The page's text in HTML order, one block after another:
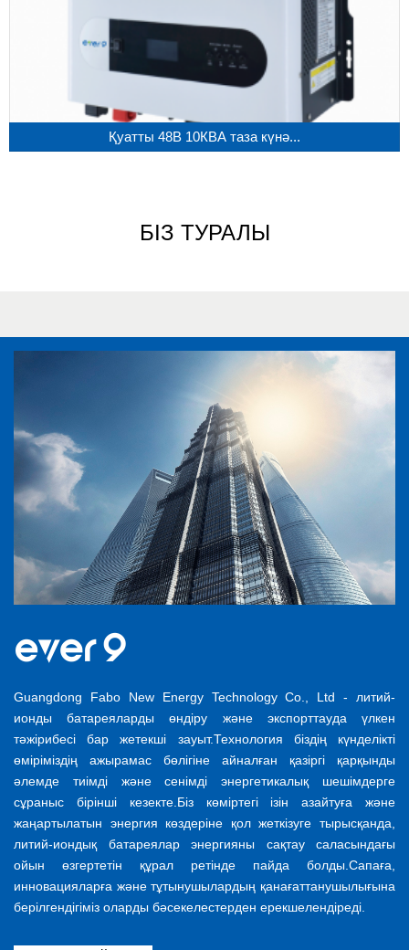
Қуатты 48В 10КВА таза күнә...
БІЗ ТУРАЛЫ
Guangdong Fabo New Energy Technology Co., Ltd - литий-
ионды батареяларды өндіру және экспорттауда үлкен
тәжірибесі бар жетекші зауыт.Технология біздің күнделікті
өміріміздің ажырамас бөлігіне айналған қазіргі қарқынды
әлемде тиімді және сенімді энергетикалық шешімдерге
сұраныс бірінші кезекте.Біз көміртегі ізін азайтуға және
жаңартылатын энергия көздеріне қол жеткізуге тырысқанда,
литий-иондық батареялар энергияны сақтау саласындағы
ойын өзгертетін құрал ретінде пайда болды.Сапаға,
инновацияларға және тұтынушылардың қанағаттанушылығына
берілгендігіміз оларды бәсекелестерден ерекшелендіреді.